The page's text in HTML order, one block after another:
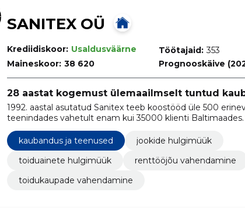
SANITEX OÜ
Krediidiskoor: Usaldusväärne
Maineskoor: 38 620
Töötajaid: 353
Prognooskäive
28 aastat kogemust ülemaailmselt tuntud
1992. aastal asutatud Sanitex teeb koostööd üle 500
teenindades vahetult enam kui 35000 klienti Baltimaades.
ärilahendusi.
kaubandus ja teenused
jookide hulgimüük
toiduainete hulgimüük
renttööjõu vahendamine
toidukaupade vahendamine